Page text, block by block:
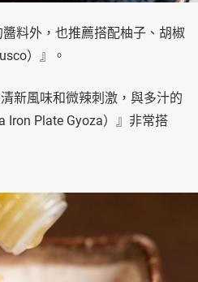
料外，也推薦搭配柚子、胡椒
）』。
新風味和微辣刺激，與多汁的
Iron Plate Gyoza）』非常搭